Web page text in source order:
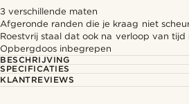
3 verschillende maten
Afgeronde randen die je kraag niet
Roestvrij staal dat ook na verloop van tijd
Opbergdoos inbegrepen
BESCHRIJVING
SPECIFICATIES
KLANTREVIEWS